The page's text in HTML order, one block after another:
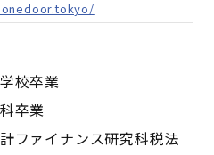
校卒業
卒業
ファイナンス研究科税法